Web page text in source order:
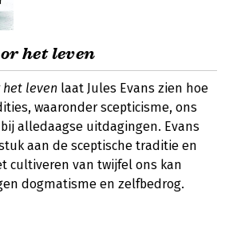
het leven
het leven laat Jules Evans zien hoe
waaronder scepticisme, ons
alledaagse uitdagingen. Evans
aan de sceptische traditie en
cultiveren van twijfel ons kan
dogmatisme en zelfbedrog.